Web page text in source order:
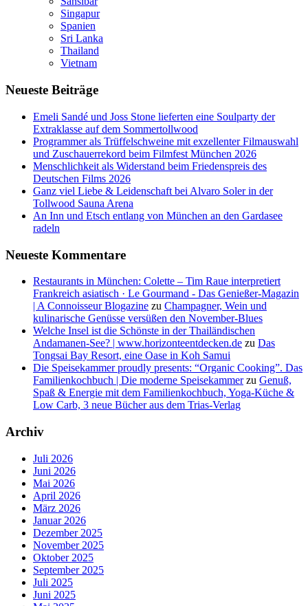
Singapur
Spanien
Sri Lanka
Thailand
Vietnam
Neueste Beiträge
Emeli Sandé und Joss Stone lieferten eine Soulparty der
Extraklasse auf dem Sommertollwood
Programmer als Trüffelschweine mit exzellenter Filmauswahl
und Zuschauerrekord beim Filmfest München 2026
Menschlichkeit als Widerstand beim Friedenspreis des
Deutschen Films 2026
Ganz viel Liebe & Leidenschaft bei Alvaro Soler in der
Tollwood Sauna Arena
An Inn und Etsch entlang von München an den Gardasee
radeln
Neueste Kommentare
Restaurants in München: Colette – Tim Raue interpretiert
Frankreich asiatisch · Le Gourmand - Das Genießer-Magazin
| A Connoisseur Blogazine zu Champagner, Wein und
kulinarische Genüsse versüßen den November-Blues
Welche Insel ist die Schönste in der Thailändischen
Andamanen-See? | www.horizonteentdecken.de zu Das
Tongsai Bay Resort, eine Oase in Koh Samui
Die Speisekammer proudly presents: “Organic Cooking”. Das
Familienkochbuch | Die moderne Speisekammerzu Genuß,
Spaß & Energie mit dem Familienkochbuch, Yoga-Küche &
Low Carb, 3 neue Bücher aus dem Trias-Verlag
Archiv
Juli 2026
Juni 2026
Mai 2026
April 2026
März 2026
Januar 2026
Dezember 2025
November 2025
Oktober 2025
September 2025
Juli 2025
Juni 2025